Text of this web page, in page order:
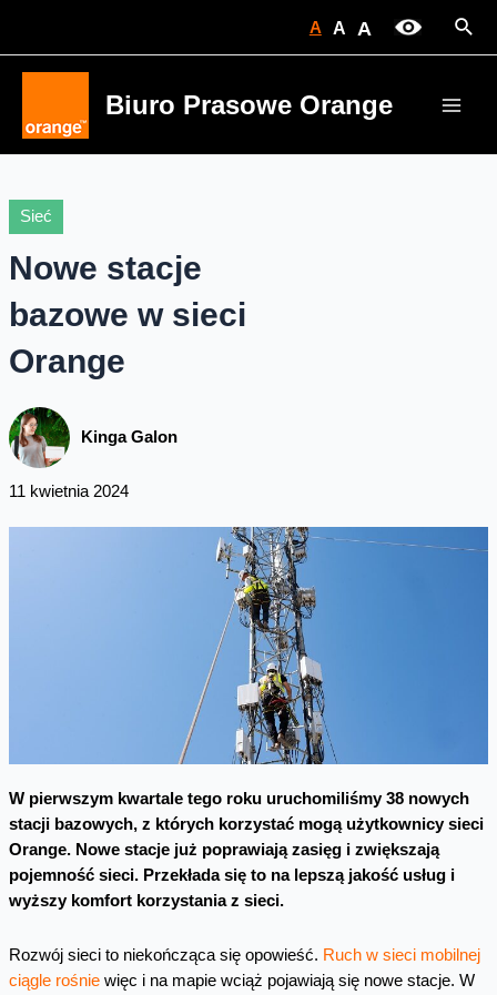
A A A
Biuro Prasowe Orange
Sieć
Nowe stacje
bazowe w sieci
Orange
Kinga Galon
11 kwietnia 2024
W pierwszym kwartale tego roku uruchomiliśmy 38 nowych
stacji bazowych, z których korzystać mogą użytkownicy sieci
Orange. Nowe stacje już poprawiają zasięg i zwiększają
pojemność sieci. Przekłada się to na lepszą jakość usług i
wyższy komfort korzystania z sieci.
Rozwój sieci to niekończąca się opowieść. Ruch w sieci mobilnej
ciągle rośniewięc i na mapie wciąż pojawiają się nowe stacje. W